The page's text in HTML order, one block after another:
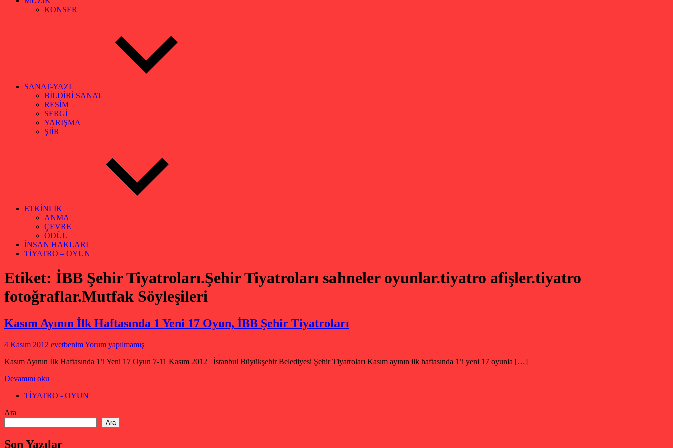
KONSER
SANAT-YAZI
BİLDİRİ SANAT
RESİM
SERGİ
YARIŞMA
ŞİİR
ETKİNLİK
ANMA
ÇEVRE
ÖDÜL
İNSAN HAKLARI
TİYATRO – OYUN
Etiket: İBB Şehir Tiyatroları.Şehir Tiyatroları sahneler oyunlar.tiyatro afişler.tiyatro
fotoğraflar.Mutfak Söyleşileri
Kasım Ayının İlk Haftasında 1 Yeni 17 Oyun, İBB Şehir Tiyatroları
4 Kasım 2012 evetbenimYorum yapılmamış
Kasım Ayının İlk Haftasında 1’i Yeni 17 Oyun 7-11 Kasım 2012 İstanbul Büyükşehir Belediyesi Şehir Tiyatroları Kasım ayının ilk haftasında 1’i yeni 17 oyunla […]
Devamını oku
TİYATRO - OYUN
Ara
Ara
Son Yazılar